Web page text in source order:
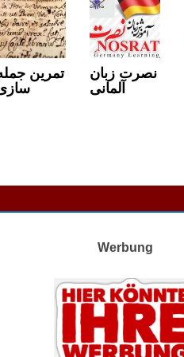
تمرین
نصرت زبان
آلمانی
Werbung